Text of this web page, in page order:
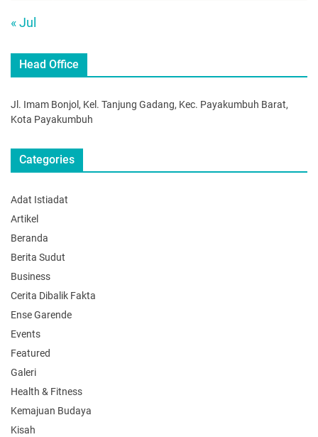
« Jul
Head Office
Jl. Imam Bonjol, Kel. Tanjung Gadang, Kec. Payakumbuh Barat,
Kota Payakumbuh
Categories
Adat Istiadat
Artikel
Beranda
Berita Sudut
Business
Cerita Dibalik Fakta
Ense Garende
Events
Featured
Galeri
Health & Fitness
Kemajuan Budaya
Kisah